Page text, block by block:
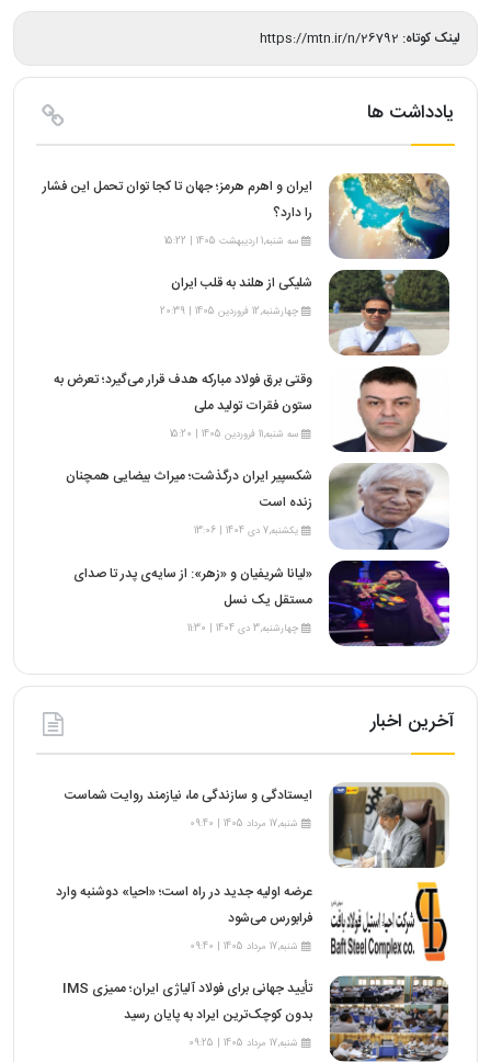
لینک کوتاه: https://mtn.ir/n/26792
یادداشت ها
ایران و اهرم هرمز؛ جهان تا کجا توان تحمل این فشار
را دارد؟
سه شنبه,1 اردیبهشت 1405 | 15:22
شلیکی از هلند به قلب ایران
چهارشنبه,12 فروردین 1405 | 20:39
وقتی برق فولاد مبارکه هدف قرار می‌گیرد؛ تعرض به
ستون فقرات تولید ملی
سه شنبه,11 فروردین 1405 | 15:20
شکسپیر ایران درگذشت؛ میراث بیضایی همچنان
زنده است
یکشنبه,7 دی 1404 | 13:06
«لیانا شریفیان و «زهر»: از سایه‌ی پدر تا صدای
مستقل یک نسل
چهارشنبه,3 دی 1404 | 11:30
آخرین اخبار
ایستادگی و سازندگی ما، نیازمند روایت شماست
شنبه,17 مرداد 1405 | 09:40
عرضه اولیه جدید در راه است؛ «احیا» دوشنبه وارد
فرابورس می‌شود
شنبه,17 مرداد 1405 | 09:40
تأیید جهانی برای فولاد آلیاژی ایران؛ ممیزی IMS
بدون کوچک‌ترین ایراد به پایان رسید
شنبه,17 مرداد 1405 | 09:25